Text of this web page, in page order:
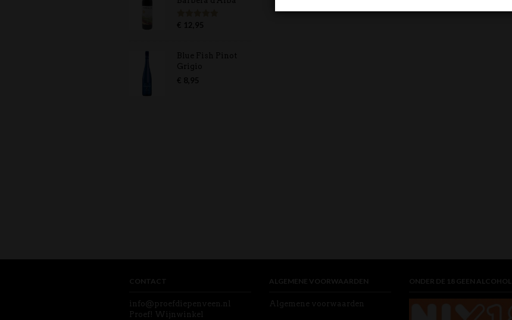
Gewaardeerd
€ 12,95
Blue Fish Pinot
Grigio
€ 8,95
CONTACT
info@proefdiepenveen.nl
Proef! Wijnwinkel
ALGEMENE VOORWAARDEN
Algemene voorwaarden
ONDER DE 18 GEEN ALCOHOL